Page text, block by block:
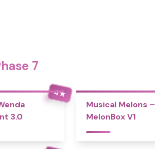
7
4★
3.0
Musical Melons –
MelonBox V1